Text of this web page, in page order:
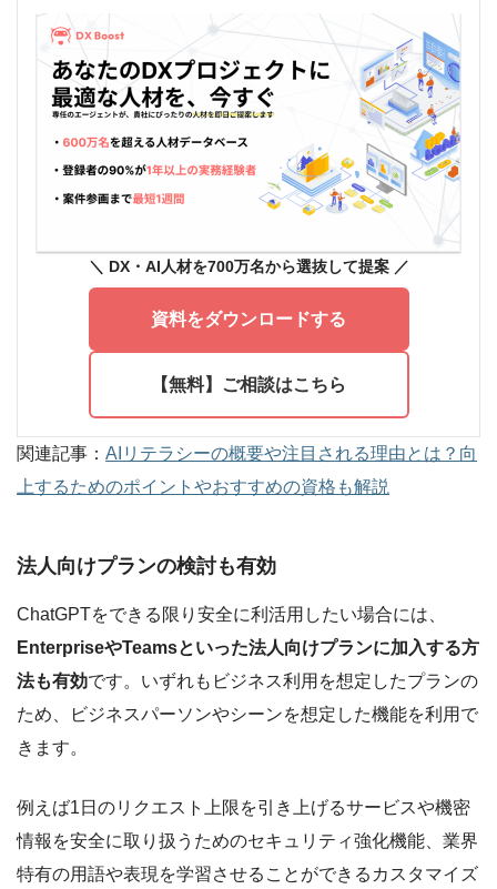
＼ DX・AI人材を700万名から選抜して提案／
資料をダウンロードする
【無料】ご相談はこちら
関連記事： AIリテラシーの概要や注目される理由とは？向
上するためのポイントやおすすめの資格も解説
法人向けプランの検討も有効
ChatGPTをできる限り安全に利活用したい場合には、
EnterpriseやTeamsといった法人向けプランに加入する方
法も有効です。いずれもビジネス利用を想定したプランの
ため、ビジネスパーソンやシーンを想定した機能を利用で
きます。
例えば1日のリクエスト上限を引き上げるサービスや機密
情報を安全に取り扱うためのセキュリティ強化機能、業界
特有の用語や表現を学習させることができるカスタマイズ